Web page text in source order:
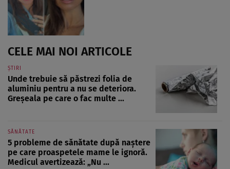
CELE MAI NOI ARTICOLE
ȘTIRI
Unde trebuie să păstrezi folia de
aluminiu pentru a nu se deteriora.
Greșeala pe care o fac multe ...
SĂNĂTATE
5 probleme de sănătate după naștere
pe care proaspetele mame le ignoră.
Medicul avertizează: „Nu ...